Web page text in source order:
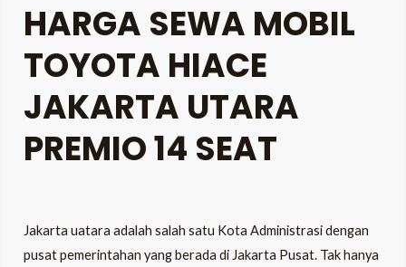
HARGA SEWA MOBIL
TOYOTA HIACE
JAKARTA UTARA
PREMIO 14 SEAT
Jakarta uatara adalah salah satu Kota Administrasi dengan
pusat pemerintahan yang berada di Jakarta Pusat. Tak hanya